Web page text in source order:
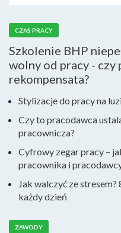
CZAS PRACY
Szkolenie BHP
wolny od pracy - czy
rekompensata?
Stylizacje do pracy na
Czy to pracodawca
pracownicza?
Cyfrowy zegar pracy –
pracownika i
Jak walczyć ze
każdy dzień
ZAWODY